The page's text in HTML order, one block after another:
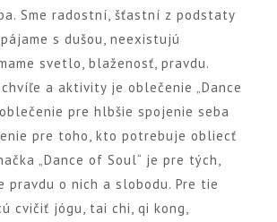
Sme radostní, šťastní z podstaty
s dušou, neexistujú
svetlo, blaženosť, pravdu.
a aktivity je oblečenie „Dance
pre hlbšie spojenie seba
pre toho, kto potrebuje obliecť
„Dance of Soul“ je pre tých,
pravdu o nich a slobodu. Pre tie
cvičiť jógu, tai chi, qi kong,